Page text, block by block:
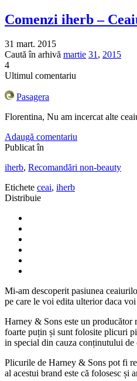
Comenzi iherb –
31 mart. 2015
Caută în arhivă martie 31, 2015
4
Ultimul comentariu
Pasagera
Florentina, Nu am incercat alte
Adaugă comentariu
Publicat în
iherb, Recomandări non-beauty
Etichete ceai, iherb
Distribuie
Mi-am descoperit pasiunea
pe care le voi edita ulterior daca
Harney & Sons este un producător
foarte puțin și sunt folosite plicuri
in special din cauza conținutului de
Plicurile de Harney & Sons pot fi
al acestui brand este că folosesc și